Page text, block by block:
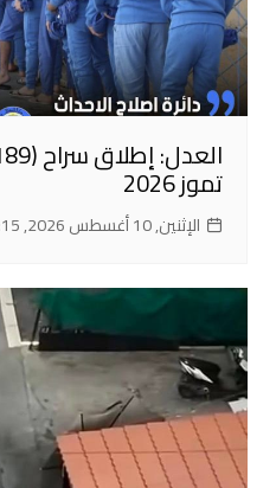
تموز 2026
الإثنين, 10 أغسطس 2026, 10:15